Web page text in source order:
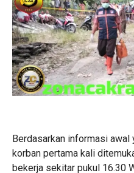
Berdasarkan informasi
korban pertama kali
bekerja sekitar pukul 16.30